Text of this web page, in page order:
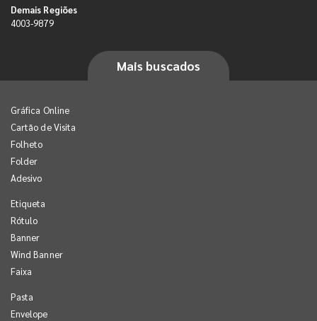
Demais Regiões
4003-9879
Mais buscados
Gráfica Online
Cartão de Visita
Folheto
Folder
Adesivo
Etiqueta
Rótulo
Banner
Wind Banner
Faixa
Pasta
Envelope